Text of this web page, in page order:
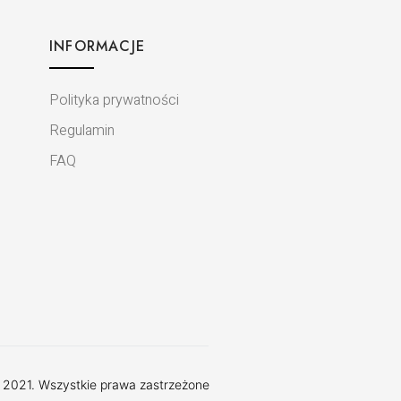
INFORMACJE
Polityka prywatności
Regulamin
FAQ
Wszystkie prawa zastrzeżone